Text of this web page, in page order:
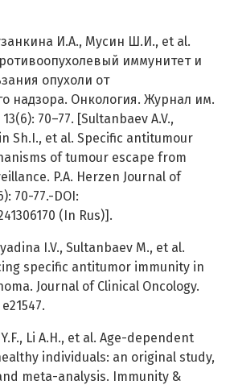
И.А., Мусин Ш.И., et al.
иммунитет и
опухоли от
надзора. Онкология. Журнал им.
70–77. [Sultanbaev A.V.,
Sh.I., et al. Specific antitumour
of tumour escape from
P.A. Herzen Journal of
70-77.-DOI:
(In Rus)].
I.V., Sultanbaev M., et al.
specific antitumor immunity in
Journal of Clinical Oncology.
Li A.H., et al. Age-dependent
individuals: an original study,
meta-analysis. Immunity &